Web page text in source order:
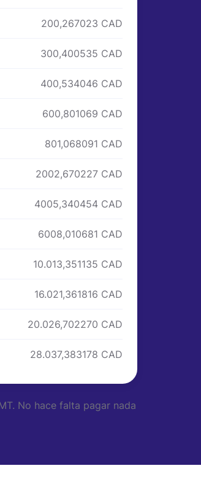
200,267023 CAD
300,400535 CAD
400,534046 CAD
600,801069 CAD
801,068091 CAD
2002,670227 CAD
4005,340454 CAD
6008,010681 CAD
10.013,351135 CAD
16.021,361816 CAD
20.026,702270 CAD
28.037,383178 CAD
No hace falta pagar nada